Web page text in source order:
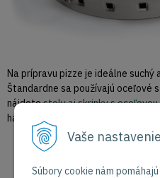
Vaše
Súbory cookie nám
Na prípravu pizze je ideálne suchý
Štandardne sa používajú oceľové
nájdetestoly aj skrinky s
háčikmi na náradia a dokonca aj so